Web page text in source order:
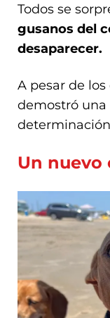
Todos se
gusanos del
desaparecer.
A pesar de
demostró una
Un nuevo